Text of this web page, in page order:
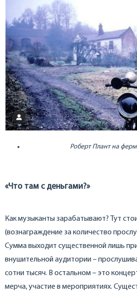
Роберт Плант на
«Что там с деньгами?»
Как музыканты зарабатывают? Тут
(вознаграждение за количество
Сумма выходит существенной лишь
внушительной аудитории –
сотни тысяч. В остальном – это
мерча, участие в мероприятиях.